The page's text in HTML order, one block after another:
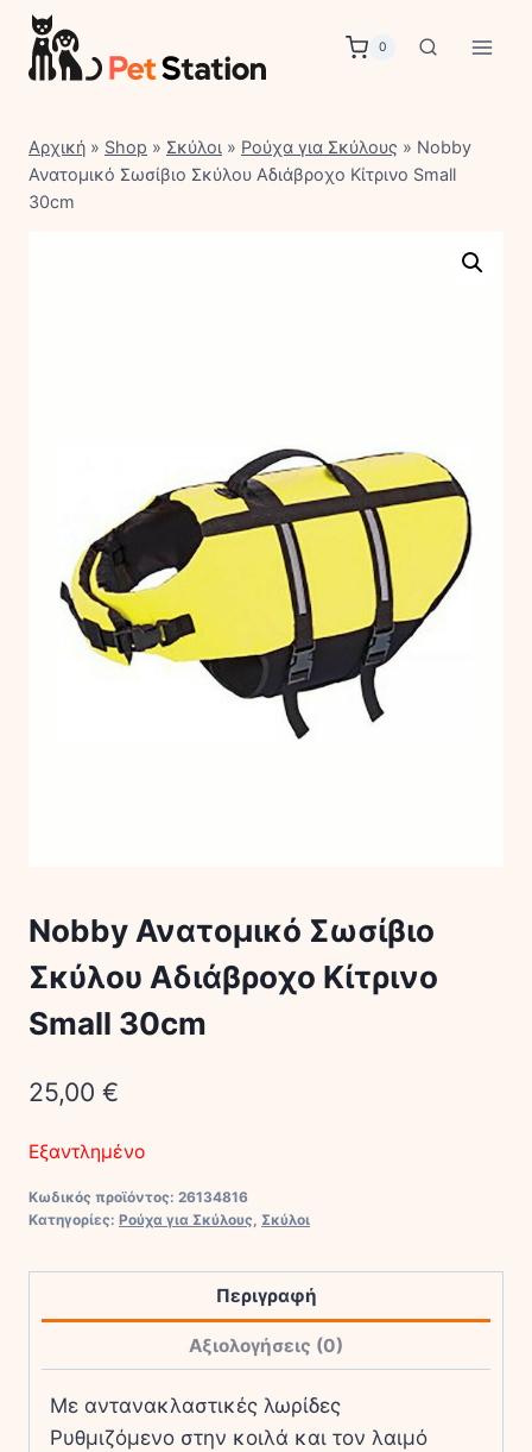
Skip
content
0
Αρχική » Shop » Σκύλοι » Ρούχα για Σκύλους » Nobby
Ανατομικό Σωσίβιο Σκύλου Αδιάβροχο Κίτρινο Small
30cm
Nobby Ανατομικό Σωσίβιο
Σκύλου Αδιάβροχο Κίτρινο
Small 30cm
25,00 €
Εξαντλημένο
Κωδικός προϊόντος: 26134816
Κατηγορίες: Ρούχα για Σκύλους Σκύλοι
Περιγραφή
Αξιολογήσεις (0)
Με αντανακλαστικές λωρίδες
Ρυθμιζόμενο στην κοιλά και τον λαιμό